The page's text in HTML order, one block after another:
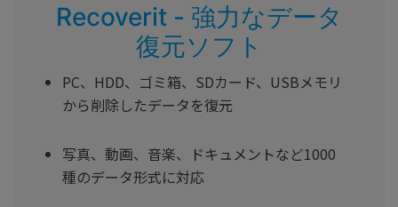
Recoverit - 強力なデータ
復元ソフト
PC、HDD、ゴミ箱、SDカード、USBメモリ
から削除したデータを復元
写真、動画、音楽、ドキュメントなど1000
種のデータ形式に対応